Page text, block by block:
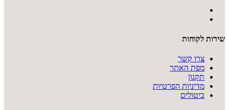
שירות לקוחות
צרו קשר
מפת האתר
תקנון
מדיניות הפרטיות
ביטולים